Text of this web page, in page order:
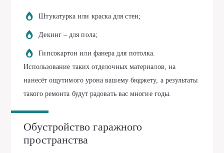
Штукатурка или краска для стен;
Декинг – для пола;
Гипсокартон или фанера для потолка.
Использование таких отделочных материалов, на
нанесёт ощутимого урона вашему бюджету, а результаты
такого ремонта будут радовать вас многие годы.
Обустройство гаражного
пространства